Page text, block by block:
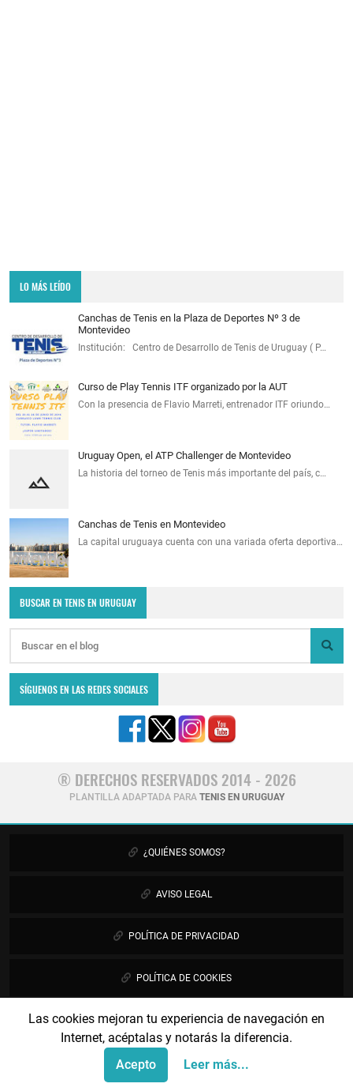
Las cookies mejoran tu experiencia de navegación en
Internet, acéptalas y notarás la diferencia.
Acepto
Leer más...
LO MÁS LEÍDO
Canchas de Tenis en la Plaza de Deportes Nº 3 de
Montevideo
Institución: Centro de Desarrollo de Tenis de Uruguay ( P…
Curso de Play Tennis ITF organizado por la AUT
Con la presencia de Flavio Marreti, entrenador ITF oriundo…
Uruguay Open, el ATP Challenger de Montevideo
La historia del torneo de Tenis más importante del país, c…
Canchas de Tenis en Montevideo
La capital uruguaya cuenta con una variada oferta deportiva…
BUSCAR EN TENIS EN URUGUAY
SÍGUENOS EN LAS REDES SOCIALES
® DERECHOS RESERVADOS 2014 - 2026
PLANTILLA ADAPTADA PARA TENIS EN URUGUAY
¿QUIÉNES SOMOS?
AVISO LEGAL
POLÍTICA DE PRIVACIDAD
POLÍTICA DE COOKIES
PUBLICIDAD
CONTÁCTANOS